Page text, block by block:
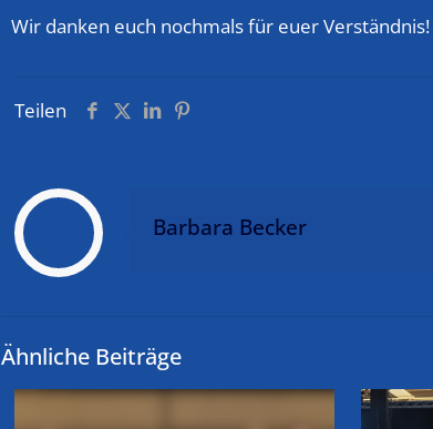
Wir danken euch nochmals für euer Verständnis!
Teilen
Barbara Becker
Ähnliche Beiträge